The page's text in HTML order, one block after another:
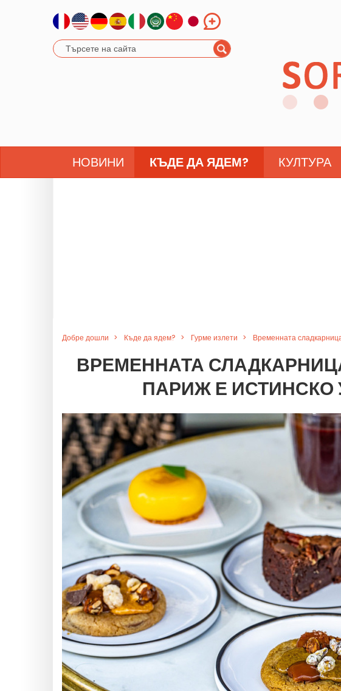
НОВИНИ КЪДЕ ДА ЯДЕМ? КУЛТУРА
Добре дошли Къде да ядем? Гурме излети Временната
ВРЕМЕННАТА
ПАРИЖ Е ИСТИНСКО